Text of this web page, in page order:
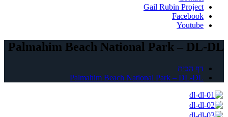
Gail Rubin Project
Facebook
Youtube
Palmahim Beach National Park – DL-DL
דף הבית
Palmahim Beach National Park – DL-DL